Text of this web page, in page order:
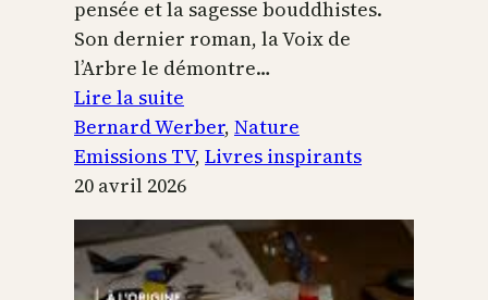
pensée et la sagesse bouddhistes.
Son dernier roman, la Voix de
l’Arbre le démontre…
Lire la suite
La
Voix
de
l’arbre
Bernard Werber, Nature
Emissions TV, Livres inspirants
20 avril 2026